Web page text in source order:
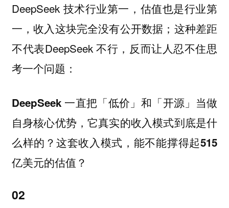
DeepSeek 技术行业第一，估值也是行业第
一，收入这块完全没有公开数据；这种差距
不代表DeepSeek 不行，反而让人忍不住思
考一个问题：
DeepSeek 一直把「低价」和「开源」当做
自身核心优势，它真实的收入模式到底是什
么样的？这套收入模式，能不能撑得起515
亿美元的估值？
02